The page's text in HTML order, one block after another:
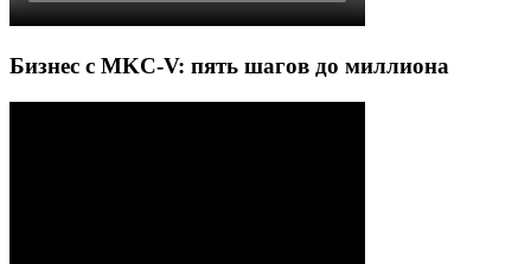
Бизнес с MKC-V: пять шагов до миллиона